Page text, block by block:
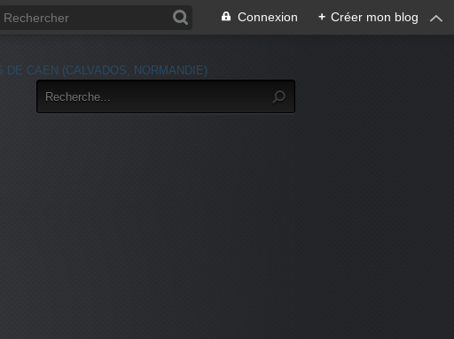
Connexion + Créer mon blog